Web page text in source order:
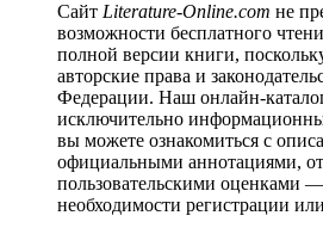
Сайт Literature-Online.com не
возможности бесплатного
полной версии книги,
авторские права и
Федерации. Наш онлайн-
исключительно
вы можете ознакомиться с
официальными аннотациями,
пользовательскими оценками
необходимости регистрации